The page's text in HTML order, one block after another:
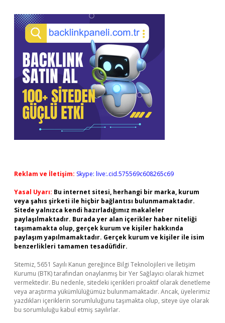
Reklam ve İletişim: Skype: live:.cid.575569c608265c69
Yasal Uyarı: Bu internet sitesi, herhangi bir marka, kurum
veya şahıs şirketi ile hiçbir bağlantısı bulunmamaktadır.
Sitede yalnızca kendi hazırladığımız makaleler
paylaşılmaktadır. Burada yer alan içerikler haber niteliği
taşımamakta olup, gerçek kurum ve kişiler hakkında
paylaşım yapılmamaktadır. Gerçek kurum ve kişiler ile isim
benzerlikleri tamamen tesadüfidir.
Sitemiz, 5651 Sayılı Kanun gereğince Bilgi Teknolojileri ve İletişim
Kurumu (BTK) tarafından onaylanmış bir Yer Sağlayıcı olarak hizmet
vermektedir. Bu nedenle, sitedeki içerikleri proaktif olarak denetleme
veya araştırma yükümlülüğümüz bulunmamaktadır. Ancak, üyelerimiz
yazdıkları içeriklerin sorumluluğunu taşımakta olup, siteye üye olarak
bu sorumluluğu kabul etmiş sayılırlar.